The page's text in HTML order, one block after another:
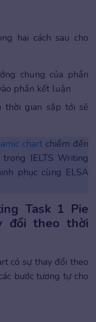
hai cách sau cho
chung của phần
phần kết luận
thời gian sắp tới sẽ
chart chiếm đến
IELTS Writing
phục cùng ELSA
Task 1 Pie
đổi theo thời
có sự thay đổi theo
bước tương tự cho